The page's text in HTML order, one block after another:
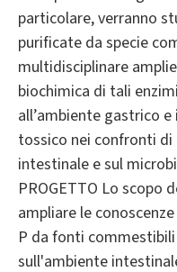
particolare, verranno
purificate da specie
multidisciplinare
biochimica di tali
all’ambiente gastrico
tossico nei confronti
intestinale e sul
PROGETTO Lo scopo
ampliare le
P da fonti
sull'ambiente